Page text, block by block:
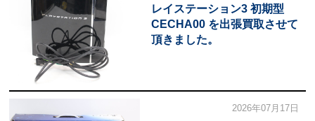
レイステーション3 初期型
CECHA00 を出張買取させて
頂きました。
2026年07月17日